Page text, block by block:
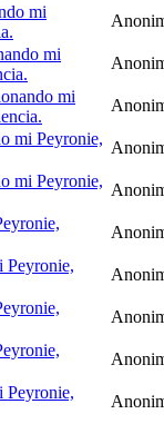
mi
mi
mi
mi Peyronie,
mi Peyronie,
Peyronie,
Peyronie,